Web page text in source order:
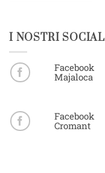
I NOSTRI SOCIAL
Facebook
Majaloca
Facebook
Cromant